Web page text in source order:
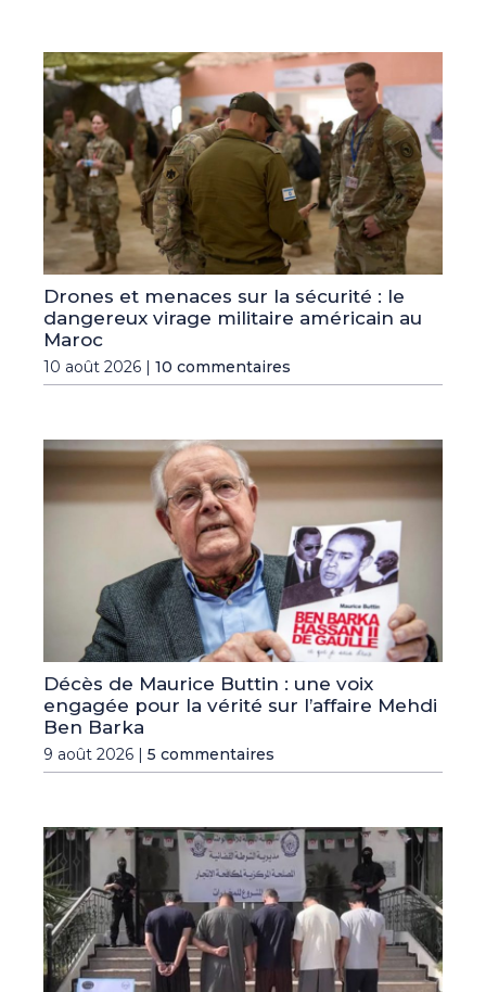
Drones et menaces sur la sécurité : le
dangereux virage militaire américain au
Maroc
10 août 2026 | 10 commentaires
Décès de Maurice Buttin : une voix
engagée pour la vérité sur l’affaire Mehdi
Ben Barka
9 août 2026 | 5 commentaires